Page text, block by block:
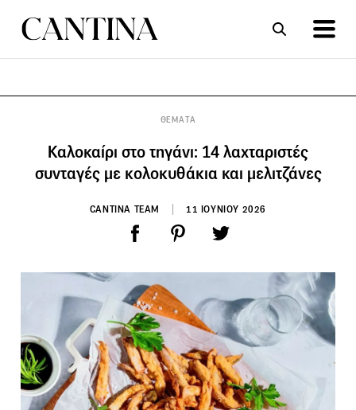
ΘΕΜΑΤΑ
Καλοκαίρι στο τηγάνι: 14 λαχταριστές
συνταγές με κολοκυθάκια και μελιτζάνες
CANTINA TEAM 11 ΙΟΥΝΙΟΥ 2026